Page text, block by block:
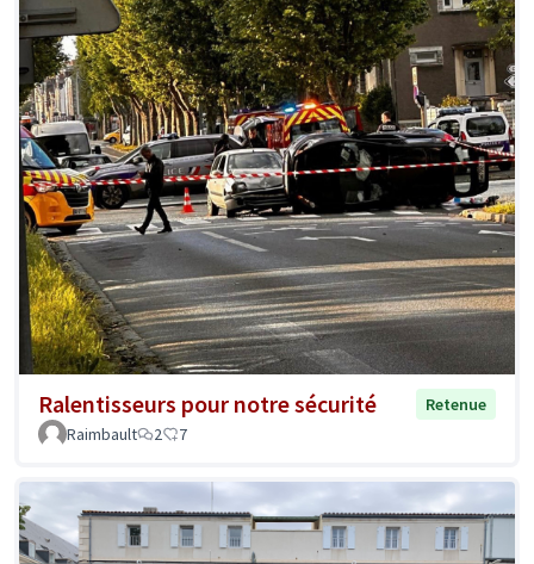
Ralentisseurs pour notre sécurité
Retenue
Raimbault
2 7